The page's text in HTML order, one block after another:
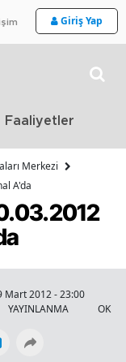
Giriş Yap
Faaliyetler
Merkezi
A'da
Mart 2012 - 23:00
YAYINLANMA